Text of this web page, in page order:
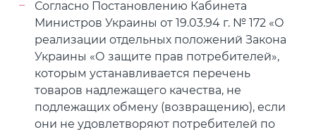
Согласно Постановлению Кабинета
Министров Украины от 19.03.94 г. № 172 «О
реализации отдельных положений Закона
Украины «О защите прав потребителей»,
которым устанавливается перечень
товаров надлежащего качества, не
подлежащих обмену (возвращению), если
они не удовлетворяют потребителей по